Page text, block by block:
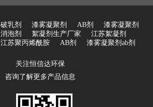
破乳剂 漆雾凝聚剂 AB剂
漆雾凝聚剂
消泡剂
絮凝剂生产厂家
江苏絮凝剂
江苏聚丙烯酰胺
AB剂 漆雾凝聚剂ab剂
关注恒信达环保
咨询了解更多产品信息